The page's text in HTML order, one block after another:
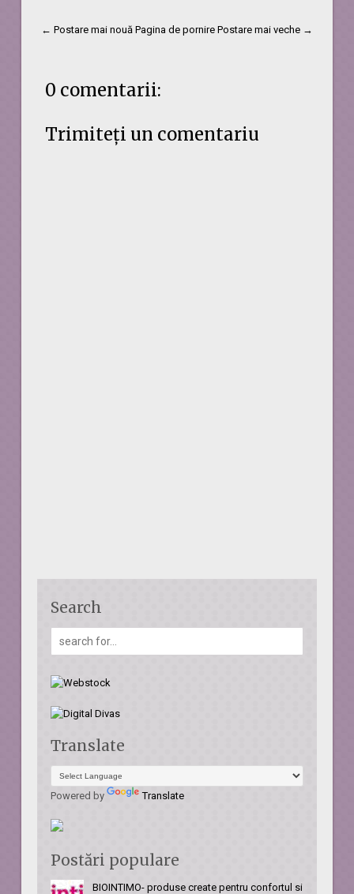
← Postare mai nouă Postare mai veche →
Pagina de pornire
0 comentarii:
Trimiteți un comentariu
Search
Translate
Powered by Translate
Postări populare
BIOINTIMO- produse create pentru confortul si